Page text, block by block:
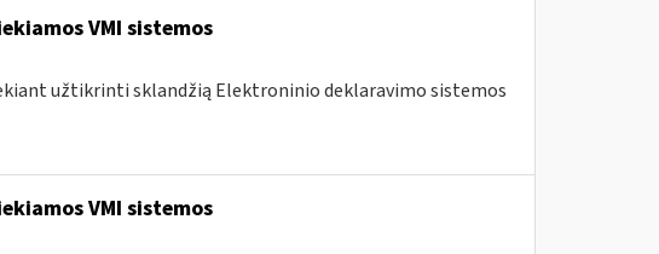
VMI sistemos
užtikrinti sklandžią Elektroninio deklaravimo sistemos
VMI sistemos